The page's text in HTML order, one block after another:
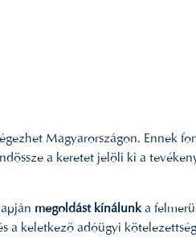
Magyarországon. Ennek
a keretet jelöli ki a
megoldást kínálunka
a keletkező adóügyi